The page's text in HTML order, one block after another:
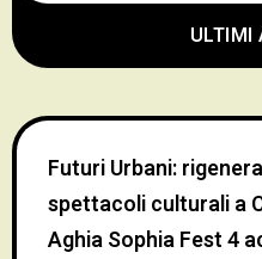
ULTIMI
Futuri Urbani:
spettacoli culturali a
Aghia Sophia Fest 4